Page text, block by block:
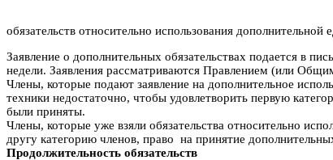
обязательств относительно использования
Заявление о дополнительных обязательствах подается в
недели. Заявления рассматриваются Правлением (или
Члены, которые подают заявление на дополнительное
техники недостаточно, чтобы удовлетворить первую
были приняты.
Члены, которые уже взяли обязательства относительно
другу категорию членов, право на принятие
Продолжительность обязательств